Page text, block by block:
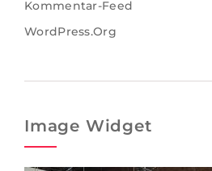
Kommentar-Feed
WordPress.org
Image Widget